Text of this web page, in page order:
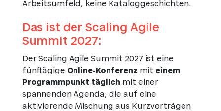
Arbeitsumfeld, keine Kataloggeschichten.
Das ist der Scaling Agile
Summit 2027:
Der Scaling Agile Summit 2027 ist eine
fünftägige Online-Konferenz mit einem
Programmpunkt täglich mit einer
spannenden Agenda, die auf eine
aktivierende Mischung aus Kurzvorträgen